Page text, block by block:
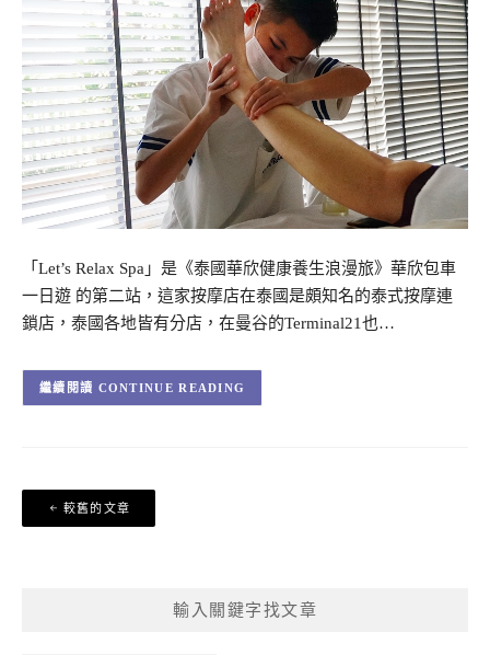
「Let’s Relax Spa」是《泰國華欣健康養生浪漫旅》華欣包車
一日遊 的第二站，這家按摩店在泰國是頗知名的泰式按摩連
鎖店，泰國各地皆有分店，在曼谷的Terminal21也…
CONTINUE READING
文
章
較舊的文章
輸入關鍵字找文章